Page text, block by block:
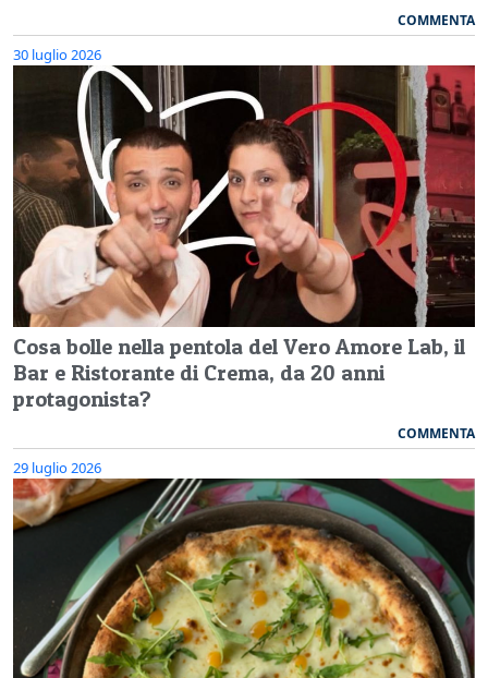
COMMENTA
30 luglio 2026
Cosa bolle nella pentola del Vero Amore Lab, il
Bar e Ristorante di Crema, da 20 anni
protagonista?
COMMENTA
29 luglio 2026